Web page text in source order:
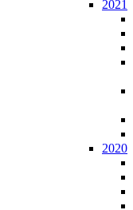
2021
2020